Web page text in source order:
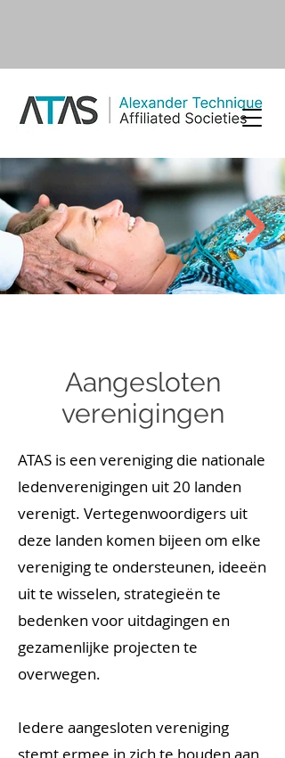
Aangesloten
verenigingen
ATAS is een vereniging die nationale
ledenverenigingen uit 20 landen
verenigt. Vertegenwoordigers uit
deze landen komen bijeen om elke
vereniging te ondersteunen, ideeën
uit te wisselen, strategieën te
bedenken voor uitdagingen en
gezamenlijke projecten te
overwegen.
Iedere aangesloten vereniging